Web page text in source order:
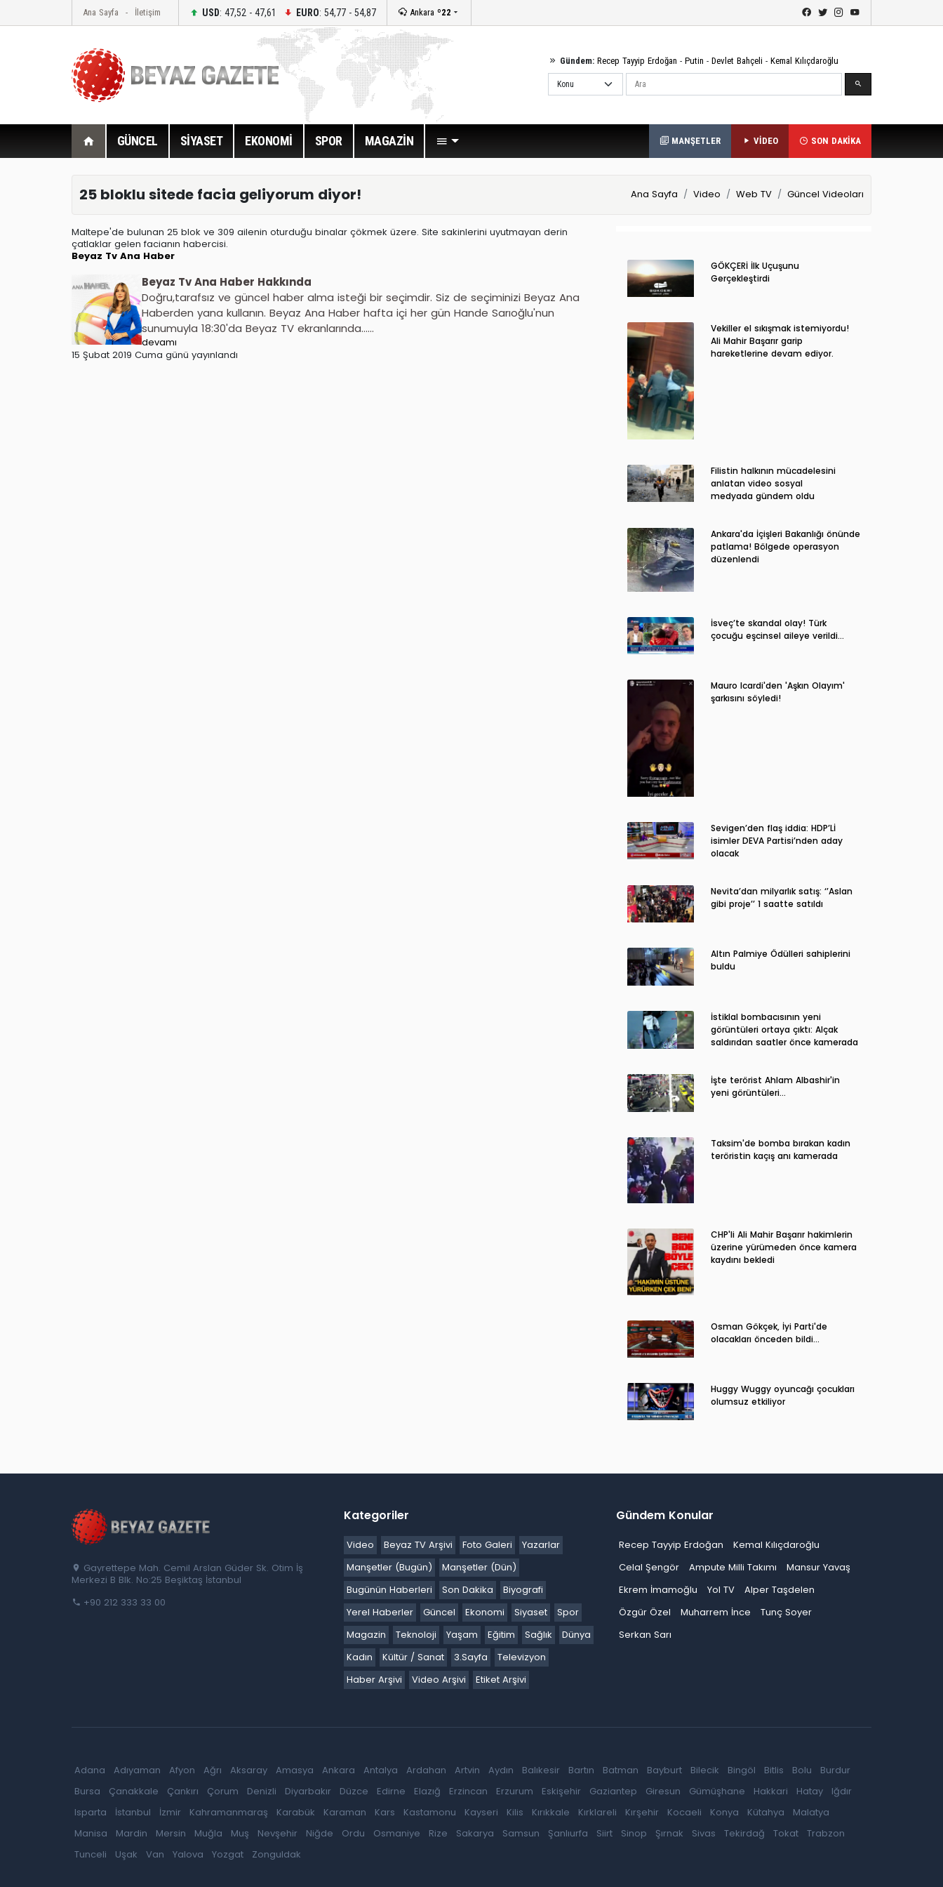
Ana Sayfa İletişim USD: 47,52 - 47,61 EURO: 54,77 - 54,87 Ankara º22
Gündem: Recep Tayyip Erdoğan - Putin - Devlet Bahçeli - Kemal Kılıçdaroğlu
Ara
GÜNCEL SİYASET EKONOMİ SPOR MAGAZİN MANŞETLER VİDEO SON DAKİKA
25 bloklu sitede facia geliyorum diyor! Ana Sayfa Video Web TV Güncel Videoları
Maltepe'de bulunan 25 blok ve 309 ailenin oturduğu binalar çökmek üzere. Site sakinlerini uyutmayan derin
çatlaklar gelen facianın habercisi.
Beyaz Tv Ana Haber
Beyaz Tv Ana Haber Hakkında
Doğru,tarafsız ve güncel haber alma isteği bir seçimdir. Siz de seçiminizi Beyaz Ana
Haberden yana kullanın. Beyaz Ana Haber hafta içi her gün Hande Sarıoğlu'nun
sunumuyla 18:30'da Beyaz TV ekranlarında......
devamı
15 Şubat 2019 Cuma günü yayınlandı
GÖKÇERİ İlk Uçuşunu
Gerçekleştirdi
Vekiller el sıkışmak istemiyordu!
Ali Mahir Başarır garip
hareketlerine devam ediyor.
Filistin halkının mücadelesini
anlatan video sosyal
medyada gündem oldu
Ankara'da İçişleri Bakanlığı önünde
patlama! Bölgede operasyon
düzenlendi
İsveç’te skandal olay! Türk
çocuğu eşcinsel aileye verildi…
Mauro Icardi'den 'Aşkın Olayım'
şarkısını söyledi!
Sevigen’den flaş iddia: HDP’Lİ
isimler DEVA Partisi’nden aday
olacak
Nevita’dan milyarlık satış: ‘’Aslan
gibi proje’’ 1 saatte satıldı
Altın Palmiye Ödülleri sahiplerini
buldu
İstiklal bombacısının yeni
görüntüleri ortaya çıktı: Alçak
saldırıdan saatler önce kamerada
İşte terörist Ahlam Albashir'in
yeni görüntüleri…
Taksim'de bomba bırakan kadın
teröristin kaçış anı kamerada
CHP'li Ali Mahir Başarır hakimlerin
üzerine yürümeden önce kamera
kaydını bekledi
Osman Gökçek, İyi Parti'de
olacakları önceden bildi...
Huggy Wuggy oyuncağı çocukları
olumsuz etkiliyor
Gayrettepe Mah. Cemil Arslan Güder Sk. Otim İş
Merkezi B Blk. No:25 Beşiktaş İstanbul
+90 212 333 33 00
Kategoriler
Video Beyaz TV Arşivi Foto Galeri
Yazarlar
Manşetler (Bugün)
Manşetler (Dün)
Bugünün Haberleri
Son Dakika
Biyografi
Yerel Haberler
Güncel Ekonomi Siyaset
Spor
Magazin
Teknoloji Yaşam Eğitim Sağlık
Dünya
Kadın
Kültür / Sanat 3.Sayfa
Televizyon
Haber Arşivi
Video Arşivi Etiket Arşivi
Gündem Konular
Recep Tayyip Erdoğan
Kemal Kılıçdaroğlu
Celal Şengör
Ampute Milli Takımı
Mansur Yavaş
Ekrem İmamoğlu
Yol TV
Alper Taşdelen
Özgür Özel
Muharrem İnce
Tunç Soyer
Serkan Sarı
Adana Adıyaman Afyon Ağrı Aksaray Amasya Ankara Antalya Ardahan Artvin Aydın Balıkesir Bartın Batman Bayburt Bilecik Bingöl Bitlis Bolu
Burdur
Bursa
Çanakkale Çankırı Çorum Denizli Diyarbakır Düzce Edirne Elazığ Erzincan Erzurum Eskişehir Gaziantep Giresun Gümüşhane Hakkari Hatay
Iğdır
Isparta
İstanbul İzmir Kahramanmaraş Karabük Karaman Kars Kastamonu Kayseri Kilis Kırıkkale Kırklareli Kırşehir Kocaeli Konya Kütahya
Malatya
Manisa
Mardin Mersin Muğla Muş Nevşehir Niğde Ordu Osmaniye Rize Sakarya Samsun Şanlıurfa Siirt Sinop Şırnak Sivas Tekirdağ Tokat
Trabzon
Tunceli
Uşak Van Yalova Yozgat Zonguldak